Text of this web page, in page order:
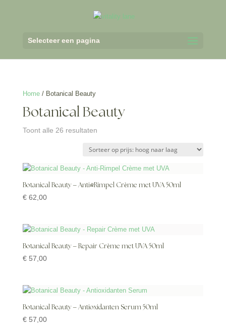
Selecteer een pagina
Home/ Botanical Beauty
Botanical Beauty
Toont alle 26 resultatenGesorteerd
prijs:
laag
Botanical Beauty – Anti-Rimpel Crème met UVA 50ml
€62,00
Botanical Beauty – Repair Crème met UVA 50ml
€57,00
Botanical Beauty – Antioxidanten Serum 50ml
€57,00